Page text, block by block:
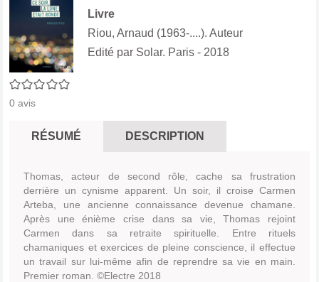
0/5
0 avis
Livre
Riou, Arnaud (1963-....). Auteur
Edité par Solar. Paris - 2018
RÉSUMÉ DESCRIPTION
Thomas, acteur de second rôle, cache sa frustration
derrière un cynisme apparent. Un soir, il croise Carmen
Arteba, une ancienne connaissance devenue chamane.
Après une énième crise dans sa vie, Thomas rejoint
Carmen dans sa retraite spirituelle. Entre rituels
chamaniques et exercices de pleine conscience, il effectue
un travail sur lui-même afin de reprendre sa vie en main.
Premier roman. ©Electre 2018